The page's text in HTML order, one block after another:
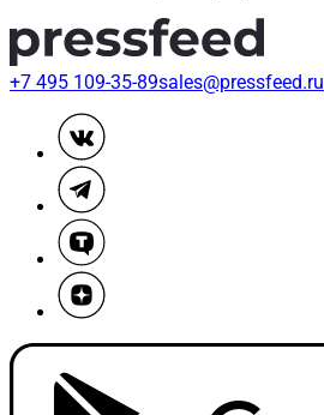
+7 495 109-35-89sales@pressfeed.ru